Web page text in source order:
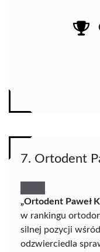
7. Ortodent
„Ortodent Paweł
w rankingu
silnej pozycji
odzwierciedla